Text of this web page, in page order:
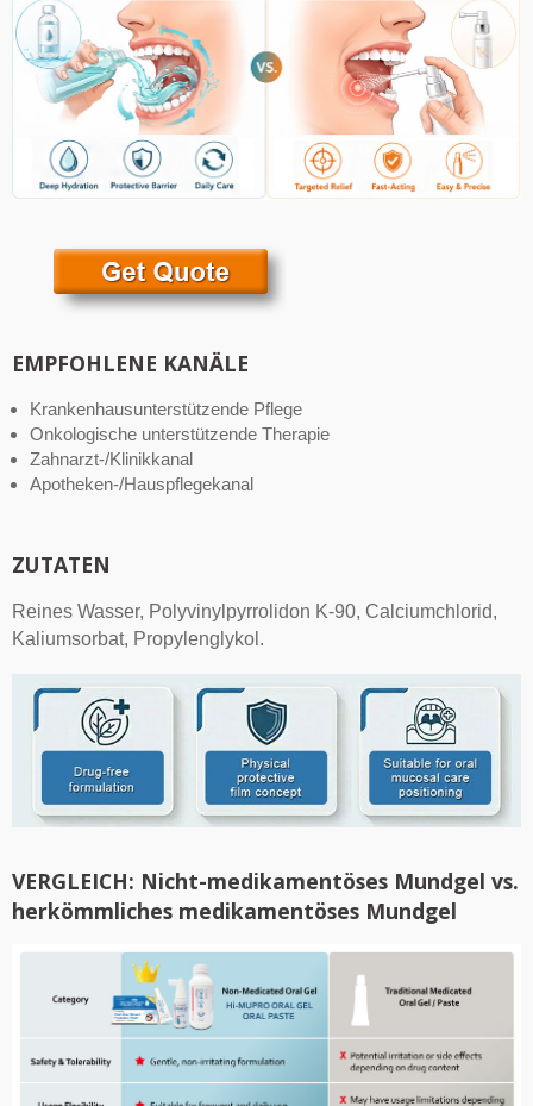
EMPFOHLENE KANÄLE
Krankenhausunterstützende Pflege
Onkologische unterstützende Therapie
Zahnarzt-/Klinikkanal
Apotheken-/Hauspflegekanal
ZUTATEN
Reines Wasser, Polyvinylpyrrolidon K-90, Calciumchlorid,
Kaliumsorbat, Propylenglykol.
VERGLEICH: Nicht-medikamentöses Mundgel vs.
herkömmliches medikamentöses Mundgel